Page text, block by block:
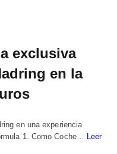
exclusiva
en la
en una experiencia
1. Como Coche… Leer